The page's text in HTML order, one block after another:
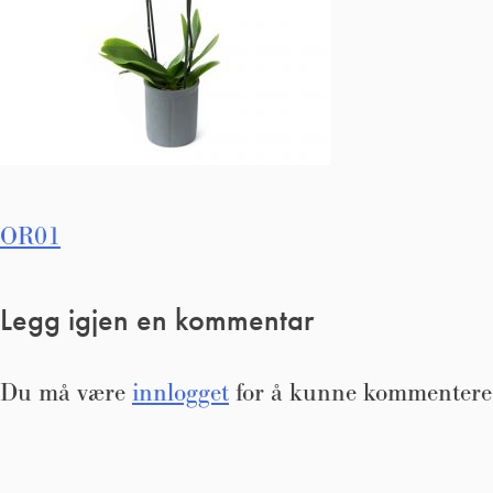
Innleggsnavigasjon
OR01
Legg igjen en kommentar
Du må være innlogget for å kunne